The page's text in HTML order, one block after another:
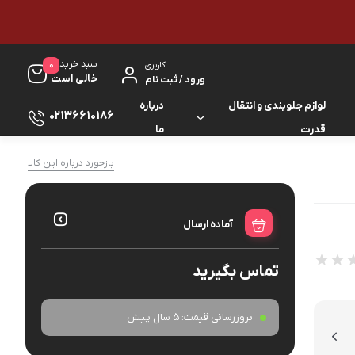
کاربری
ورود / ثبت نام
سبد خرید
خالی است
0
لوازم یدکی هایس
لوازم یدکی هایلوکس
لوازم جلوبندی و انتقال
قدرت
لوازم گیربکس و جلوبندی GS
لوازم گیربکس و جلوبندی IS
لوازم گیربکس و جلوبندی LS
لوازم گیربکس و جلوبندی RX
درباره
ما
02136610186
بازخورد درباره این کالا
آماده ارسال
تماس بگیرید
بروزرسانی قیمت: 5 سال پیش